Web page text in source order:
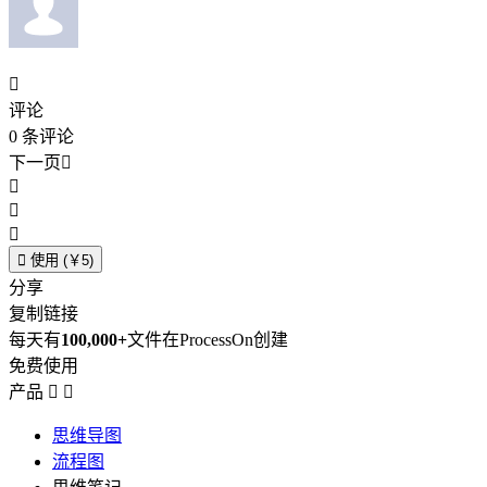

评论
0 条评论
下一页



 使用 (￥5)
分享
复制链接
每天有100,000+文件在ProcessOn创建
免费使用
产品  
思维导图
流程图